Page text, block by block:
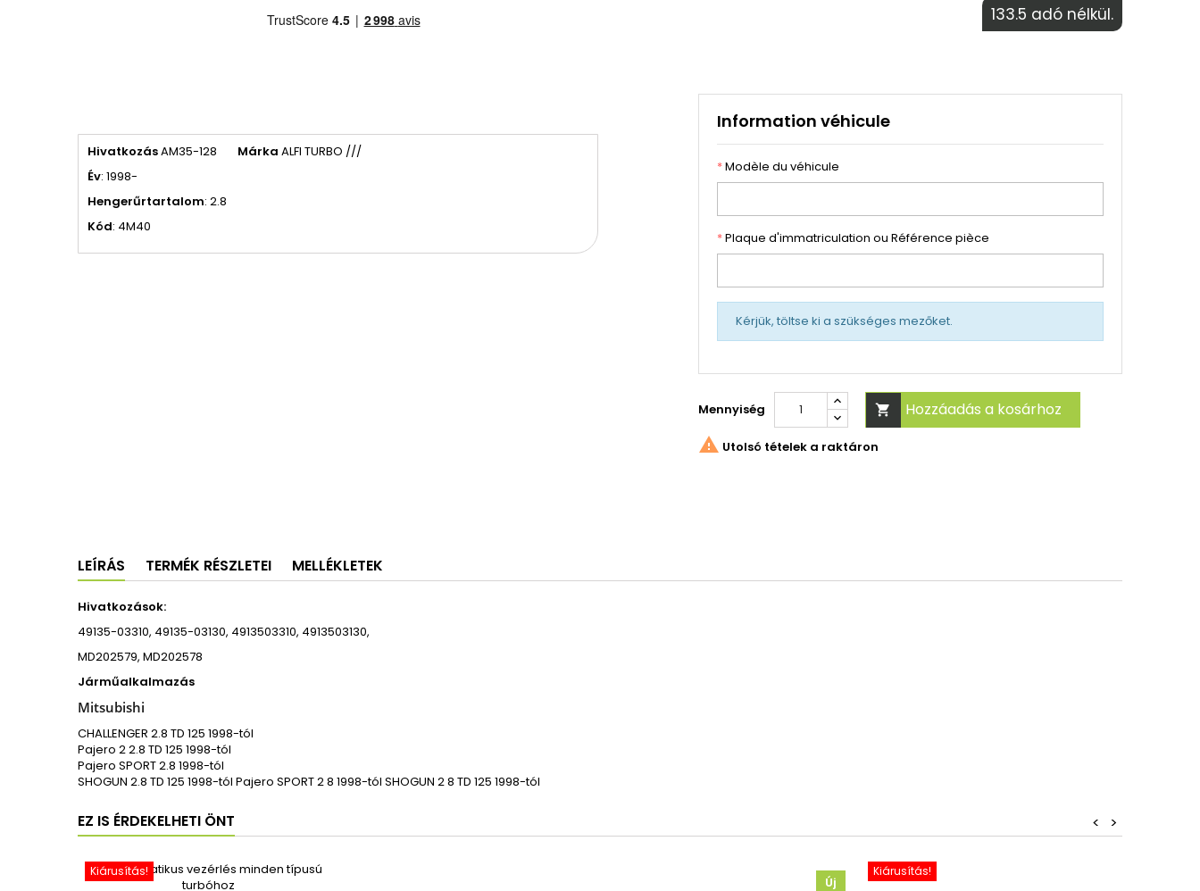
HivatkozásAM35-128 Márka ALFI TURBO ///
Év: 1998-
Hengerűrtartalom: 2.8
Kód: 4M40
133.5 adó nélkül.
Information véhicule
*Modèle du véhicule
*Plaque d'immatriculation ou Référence pièce
Kérjük, töltse ki a szükséges mezőket.
Mennyiség  Hozzáadás a kosárhoz
 Utolsó tételek a raktáron
LEÍRÁS TERMÉK RÉSZLETEI MELLÉKLETEK
Hivatkozások:
49135-03310, 49135-03130, 4913503310, 4913503130,
MD202579, MD202578
Járműalkalmazás
Mitsubishi
CHALLENGER 2.8 TD 125 1998-tól
Pajero 2 2.8 TD 125 1998-tól
Pajero SPORT 2.8 1998-tól
SHOGUN 2.8 TD 125 1998-tól Pajero SPORT 2 8 1998-tól SHOGUN 2 8 TD 125 1998-tól
EZ IS ÉRDEKELHETI ÖNT >
<
Kiárusítás!
Új
Kiárusítás!